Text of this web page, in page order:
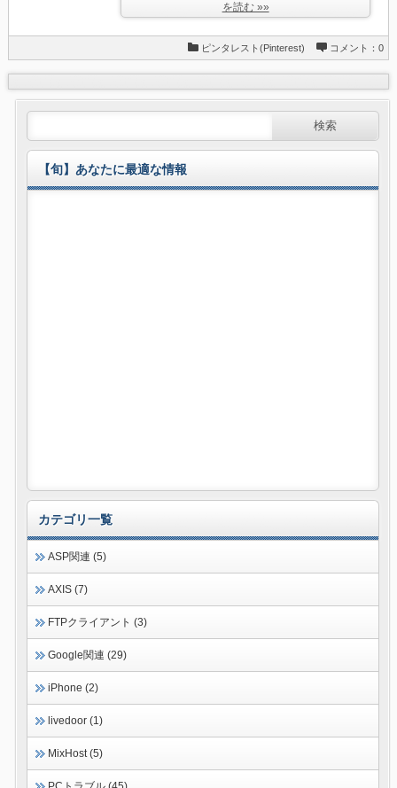
を読む »»
ピンタレスト(Pinterest) コメント：0
【旬】あなたに最適な情報
カテゴリ一覧
ASP関連 (5)
AXIS (7)
FTPクライアント (3)
Google関連 (29)
iPhone (2)
livedoor (1)
MixHost (5)